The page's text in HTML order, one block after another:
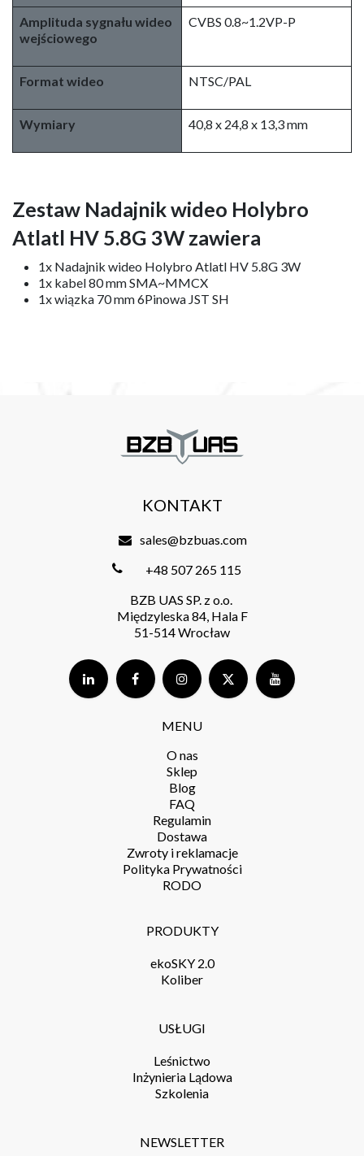
Amplituda sygnału wideo
wejściowego
CVBS 0.8~1.2VP-P
Format wideo NTSC/PAL
Wymiary 40,8 x 24,8 x 13,3 mm
Zestaw Nadajnik wideo Holybro
Atlatl HV 5.8G 3W zawiera ​
1x Nadajnik wideo Holybro Atlatl HV 5.8G 3W
1x kabel 80 mm SMA~MMCX
1x wiązka 70 mm 6Pinowa JST SH
MENU
O nas
Sklep
Blog
FAQ
Regulamin
Dostawa
Zwroty i reklamacje
Polityka Prywatności
RODO
NEWSLETTER
PRODUKTY
ekoSKY 2.0
Koliber
USŁUGI
Leśnictwo
Inżynieria Lądowa
Szkolenia
KONTAKT
sales@bzbuas.com
+48 507 265 115
BZB UAS SP. z o.o.
Międzyleska 84, Hala F
51-514 Wrocław